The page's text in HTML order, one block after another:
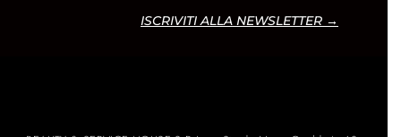
ISCRIVITI ALLA NEWSLETTER →